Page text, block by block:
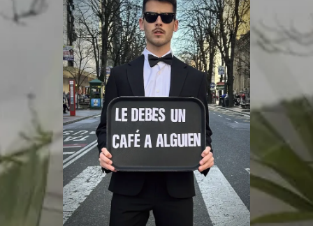
Work
Servicios
Agencia